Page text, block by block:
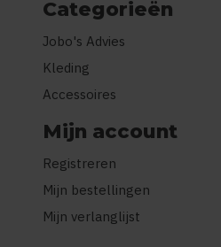
Categorieën
Jobo's Advies
Kleding
Accessoires
Mijn account
Registreren
Mijn bestellingen
Mijn verlanglijst